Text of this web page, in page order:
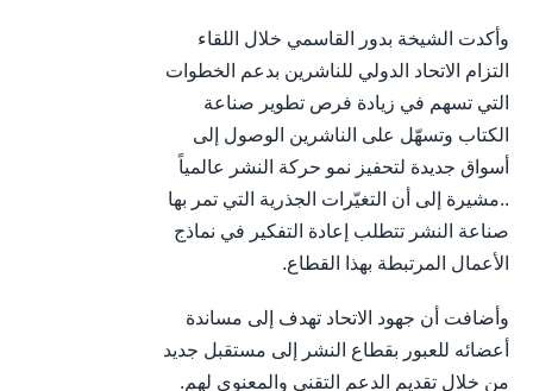
وأكدت الشيخة بدور القاسمي خلال اللقاء
التزام الاتحاد الدولي للناشرين بدعم الخطوات
التي تسهم في زيادة فرص تطوير صناعة
الكتاب وتسهّل على الناشرين الوصول إلى
أسواق جديدة لتحفيز نمو حركة النشر عالمياً
..مشيرة إلى أن التغيّرات الجذرية التي تمر بها
صناعة النشر تتطلب إعادة التفكير في نماذج
الأعمال المرتبطة بهذا القطاع.
وأضافت أن جهود الاتحاد تهدف إلى مساندة
أعضائه للعبور بقطاع النشر إلى مستقبل جديد
من خلال تقديم الدعم التقني والمعنوي لهم.